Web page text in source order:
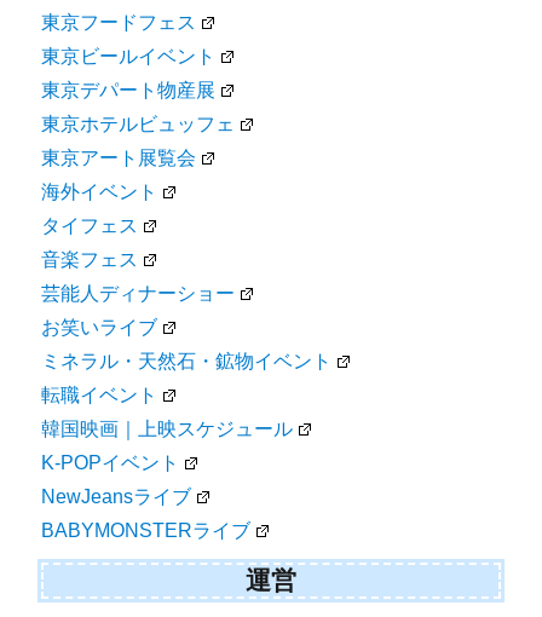
東京フードフェス
東京ビールイベント
東京デパート物産展
東京ホテルビュッフェ
東京アート展覧会
海外イベント
タイフェス
音楽フェス
芸能人ディナーショー
お笑いライブ
ミネラル・天然石・鉱物イベント
転職イベント
韓国映画｜上映スケジュール
K-POPイベント
NewJeansライブ
BABYMONSTERライブ
運営